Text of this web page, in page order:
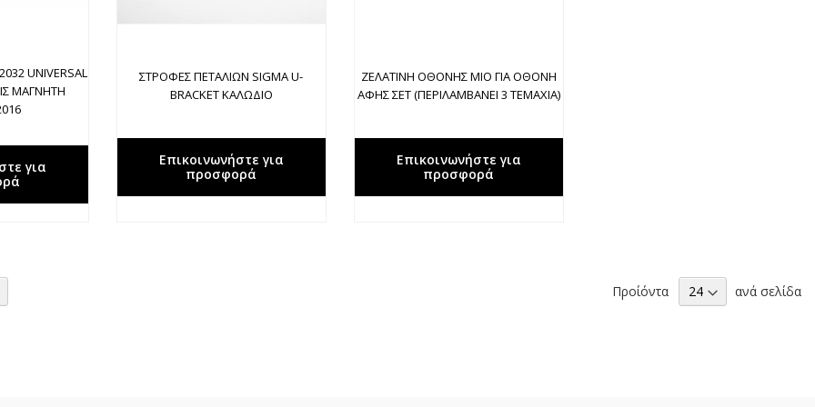
UNIVERSAL
ΜΑΓΝΗΤΗ
για
ΣΤΡΟΦΕΣ ΠΕΤΑΛΙΩΝ SIGMA U-
BRACKET ΚΑΛΩΔΙΟ
Επικοινωνήστε για
προσφορά
ΖΕΛΑΤΙΝΗ ΟΘΟΝΗΣ MIO ΓΙΑ ΟΘΟΝΗ
ΑΦΗΣ ΣΕΤ (ΠΕΡΙΛΑΜΒΑΝΕΙ 3 ΤΕΜΑΧΙΑ)
Επικοινωνήστε για
προσφορά
τη σελίδα Προίόντα ανά σελίδα